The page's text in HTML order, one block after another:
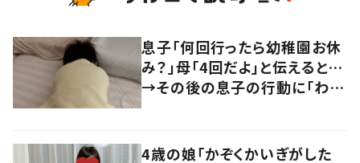
息子「何回行ったら幼稚園お休
み？」母「4回だよ」と伝えると…
→その後の息子の行動に「わか
4歳の娘「かぞくかいぎがした